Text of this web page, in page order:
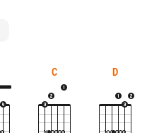
C D